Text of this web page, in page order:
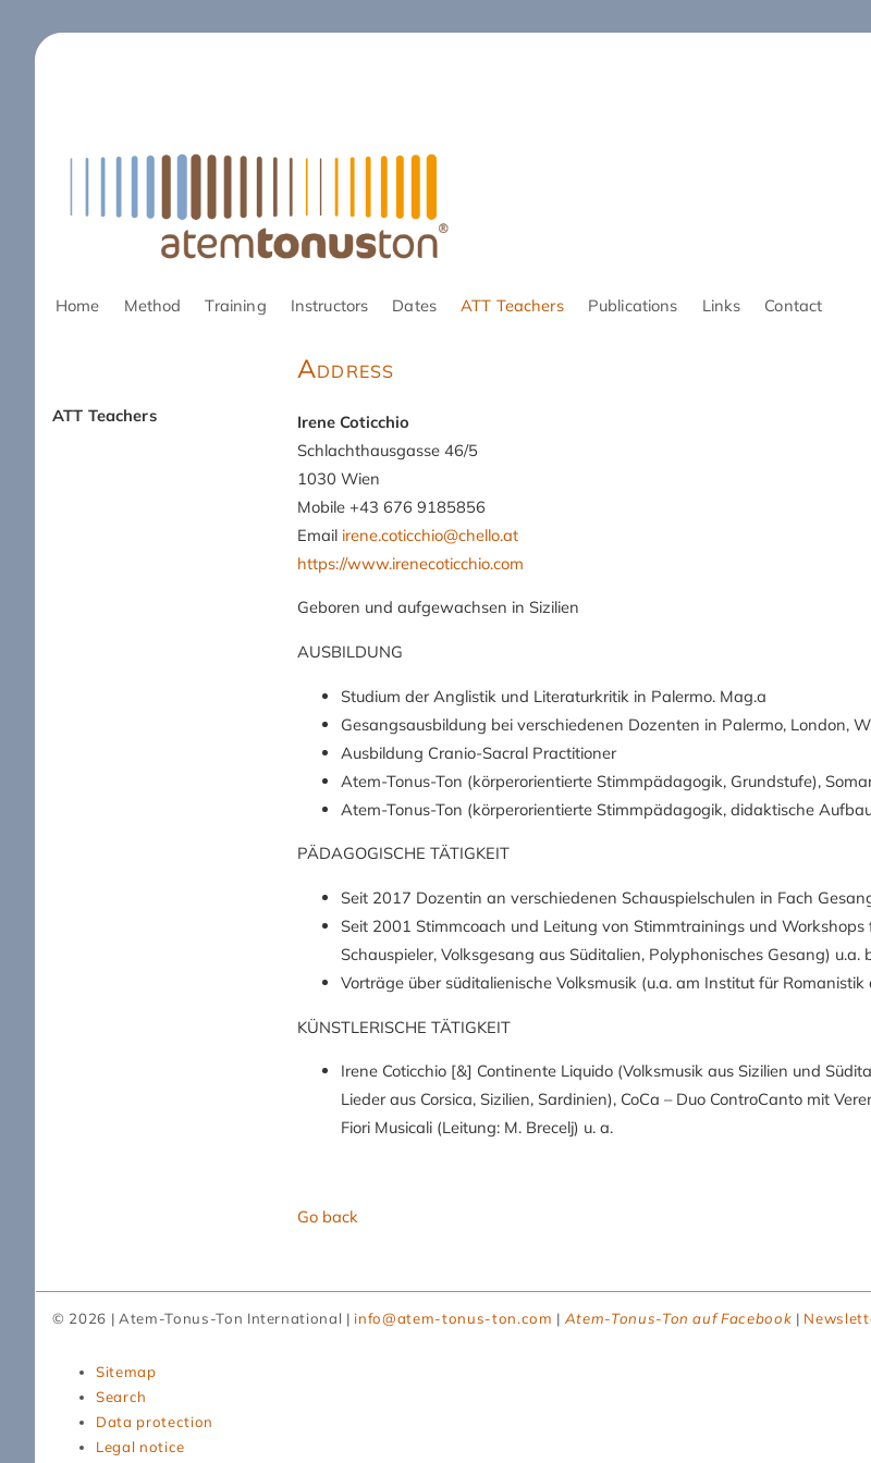
SkipHome Method Training Instructors Dates ATT Teachers Publications Links Contact
Address
Irene Coticchio
Schlachthausgasse 46/5
1030 Wien
Mobile +43 676 9185856
Email irene.coticchio@chello.at
https://www.irenecoticchio.com
Geboren und aufgewachsen in Sizilien
AUSBILDUNG
Studium der Anglistik und Literaturkritik in Palermo. Mag.a
Gesangsausbildung bei verschiedenen Dozenten in Palermo, London,
Ausbildung Cranio-Sacral Practitioner
Atem-Tonus-Ton (körperorientierte Stimmpädagogik, Grundstufe),
Atem-Tonus-Ton (körperorientierte Stimmpädagogik, didaktische
PÄDAGOGISCHE TÄTIGKEIT
Seit 2017 Dozentin an verschiedenen Schauspielschulen in Fach
Seit 2001 Stimmcoach und Leitung von Stimmtrainings und
Schauspieler, Volksgesang aus Süditalien, Polyphonisches Gesang)
Vorträge über süditalienische Volksmusik (u.a. am Institut für
KÜNSTLERISCHE TÄTIGKEIT
Irene Coticchio [&] Continente Liquido (Volksmusik aus Sizilien und
Lieder aus Corsica, Sizilien, Sardinien), CoCa – Duo ControCanto mit
Fiori Musicali (Leitung: M. Brecelj) u. a.
Go back
Skip
ATT Teachers
© 2026 | Atem-Tonus-Ton International | info@atem-tonus-ton.com | Atem-Tonus-Ton auf Facebook |
navigation
Sitemap
Search
Data protection
Legal notice